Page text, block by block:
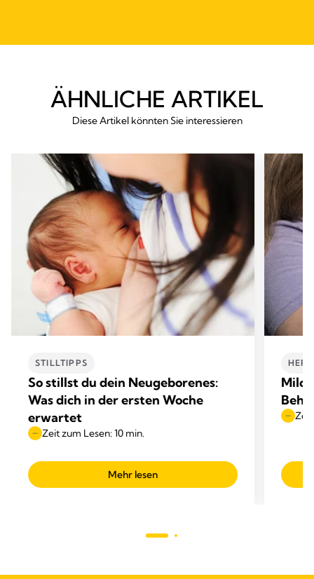
ÄHNLICHE ARTIKEL
Diese Artikel könnten Sie interessieren
STILLTIPPS
So stillst du dein Neugeborenes:
Was dich in der ersten Woche
erwartet
Zeit zum Lesen: 10 min.
Mehr lesen
Zeit